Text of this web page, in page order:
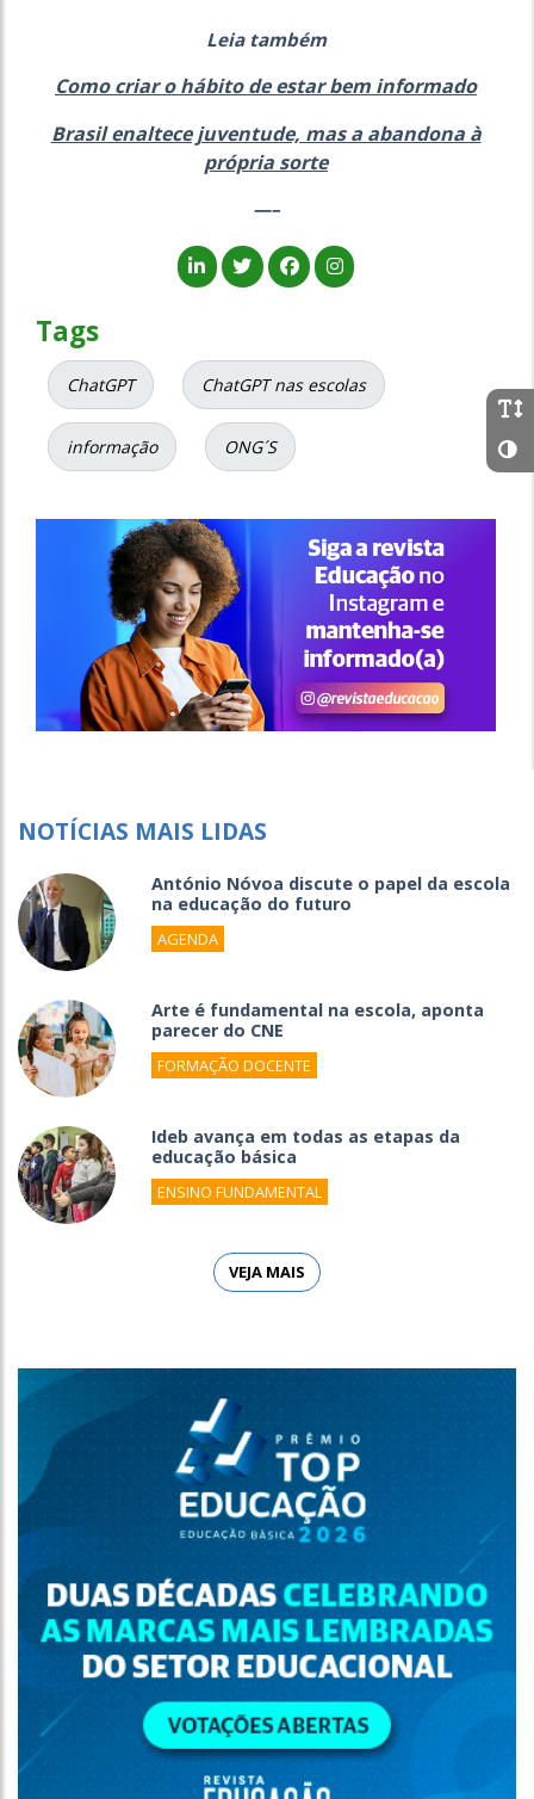
Leia também
Como criar o hábito de estar bem informado
Brasil enaltece juventude, mas a abandona à
própria sorte
—–
Tags
ChatGPT ChatGPT nas escolas
informação ONG´S
NOTÍCIAS MAIS LIDAS
António Nóvoa discute o papel da escola
na educação do futuro
AGENDA
Arte é fundamental na escola, aponta
parecer do CNE
FORMAÇÃO DOCENTE
Ideb avança em todas as etapas da
educação básica
ENSINO FUNDAMENTAL
VEJA MAIS